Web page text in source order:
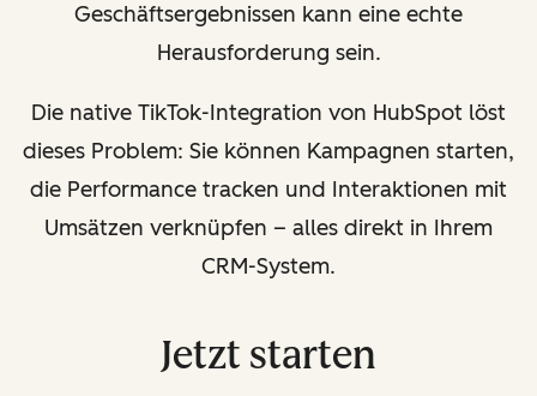
Geschäftsergebnissen kann eine echte
Herausforderung sein.
Die native TikTok-Integration von HubSpot löst
dieses Problem: Sie können Kampagnen starten,
die Performance tracken und Interaktionen mit
Umsätzen verknüpfen – alles direkt in Ihrem
CRM-System.
Jetzt starten